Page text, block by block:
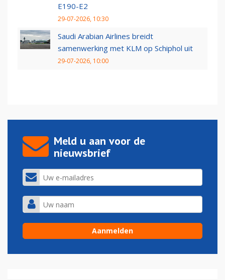
E190-E2
29-07-2026, 10:30
Saudi Arabian Airlines breidt
samenwerking met KLM op Schiphol uit
29-07-2026, 10:00
Meld u aan voor de
nieuwsbrief